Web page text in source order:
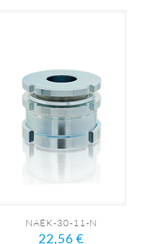
NAEK-30-11-N
22,56€